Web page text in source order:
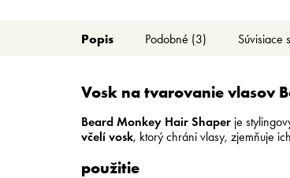
Popis Podobné (3) Súvisiace
Vosk na tvarovanie vlasov
Beard Monkey Hair Shaper je
včelí vosk, ktorý chráni vlasy, zjemňuje
použitie